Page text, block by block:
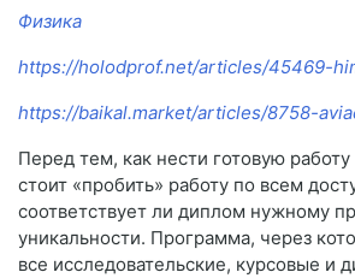
Физика
https://holodprof.net/articles/45469-
https://baikal.market/articles/8758-
Перед тем, как нести готовую
стоит «пробить» работу по всем
соответствует ли диплом нужному
уникальности. Программа, через
все исследовательские, курсовые и